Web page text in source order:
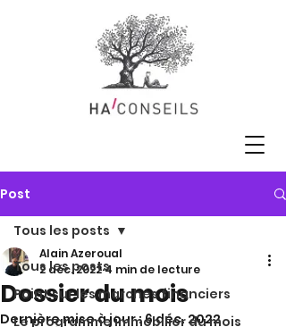
Post
Tous les posts
Point sur les marchés financiers
Le programme immobilier du mois
Tous les posts
Dossier du mois
Alain Azeroual
2 déc. 20224 min de lecture
Dernière mise à jour :6 déc. 2022